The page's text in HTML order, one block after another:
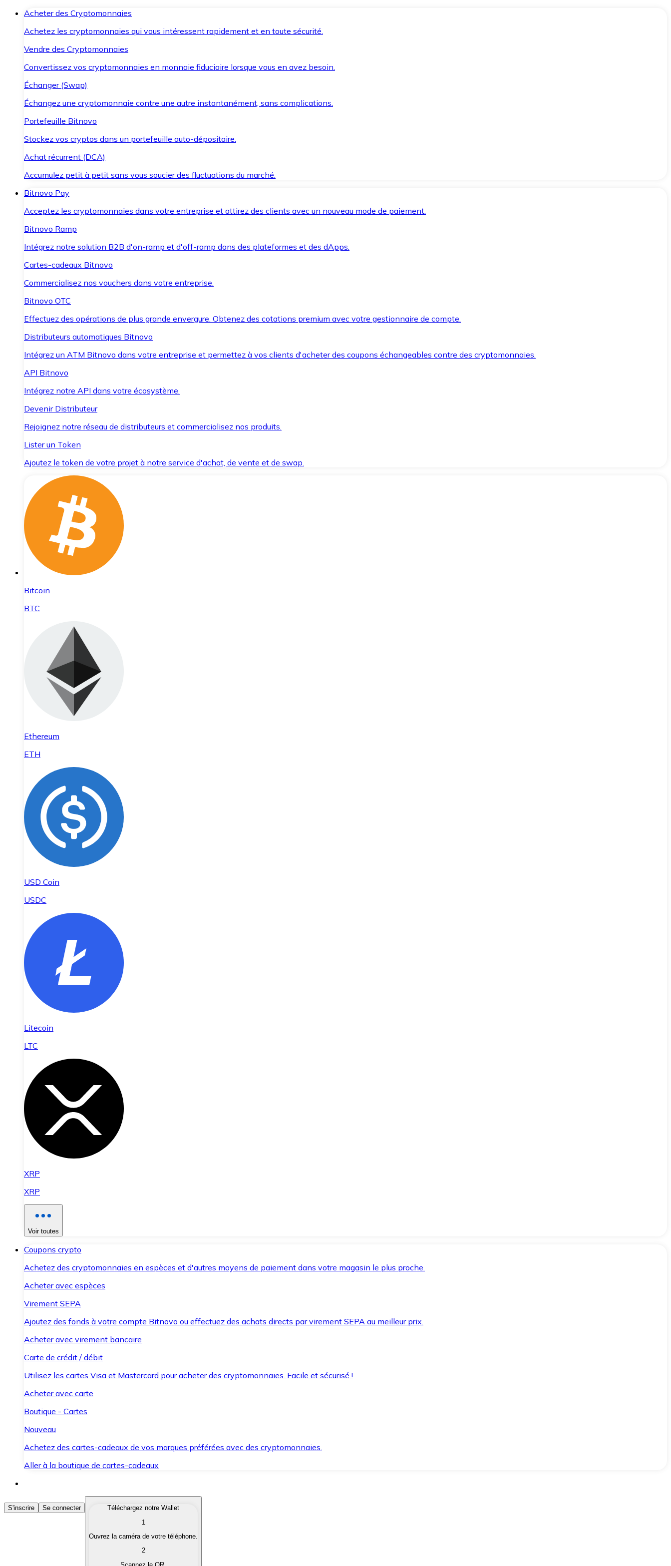
Acheter des Cryptomonnaies
Achetez les cryptomonnaies qui vous intéressent rapidement et en toute sécurité.
Vendre des Cryptomonnaies
Convertissez vos cryptomonnaies en monnaie fiduciaire lorsque vous en avez besoin.
Échanger (Swap)
Échangez une cryptomonnaie contre une autre instantanément, sans complications.
Portefeuille Bitnovo
Stockez vos cryptos dans un portefeuille auto-dépositaire.
Achat récurrent (DCA)
Accumulez petit à petit sans vous soucier des fluctuations du marché.
Bitnovo Pay
Acceptez les cryptomonnaies dans votre entreprise et attirez des clients avec un nouveau mode de paiement.
Bitnovo Ramp
Intégrez notre solution B2B d'on-ramp et d'off-ramp dans des plateformes et des dApps.
Cartes-cadeaux Bitnovo
Commercialisez nos vouchers dans votre entreprise.
Bitnovo OTC
Effectuez des opérations de plus grande envergure. Obtenez des cotations premium avec votre gestionnaire de compte.
Distributeurs automatiques Bitnovo
Intégrez un ATM Bitnovo dans votre entreprise et permettez à vos clients d'acheter des coupons échangeables contre des cryptomonnaies.
API Bitnovo
Intégrez notre API dans votre écosystème.
Devenir Distributeur
Rejoignez notre réseau de distributeurs et commercialisez nos produits.
Lister un Token
Ajoutez le token de votre projet à notre service d'achat, de vente et de swap.
Bitcoin
BTC
Ethereum
ETH
USD Coin
USDC
Litecoin
LTC
XRP
XRP
Voir toutes
Coupons crypto
Achetez des cryptomonnaies en espèces et d'autres moyens de paiement dans votre magasin le plus proche.
Acheter avec espèces
Virement SEPA
Ajoutez des fonds à votre compte Bitnovo ou effectuez des achats directs par virement SEPA au meilleur prix.
Acheter avec virement bancaire
Carte de crédit / débit
Utilisez les cartes Visa et Mastercard pour acheter des cryptomonnaies. Facile et sécurisé !
Acheter avec carte
Boutique - Cartes
Nouveau
Achetez des cartes-cadeaux de vos marques préférées avec des cryptomonnaies.
Aller à la boutique de cartes-cadeaux
Acheter des Cryptomonnaies
Achetez les cryptomonnaies qui vous intéressent rapidement et en toute sécurité.
Convertissez vos cryptomonnaies en monnaie fiduciaire lorsque vous en avez besoin.
S'inscrire Se connecter
Téléchargez notre Wallet
1
Ouvrez la caméra de votre téléphone.
2